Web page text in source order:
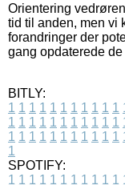
Orientering
tid til anden, men vi
forandringer der
gang opdaterede de
BITLY:
1 1 1 1 1 1 1 1 1 1 1
1 1 1 1 1 1 1 1 1 1 1
1 1 1 1 1 1 1 1 1 1 1
1
SPOTIFY:
1 1 1 1 1 1 1 1 1 1 1